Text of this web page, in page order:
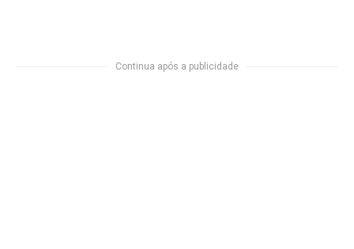
Continua após a publicidade